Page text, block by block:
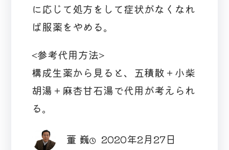
に応じて処方をして症状がなくなれ
ば服薬をやめる。
<参考代用方法>
構成生薬から見ると、五積散＋小柴
胡湯＋麻杏甘石湯で代用が考えられ
る。
董 巍 2020年2月27日